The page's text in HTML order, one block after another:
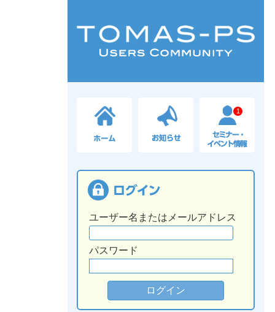
1
ユーザー名またはメールアドレス
パスワード